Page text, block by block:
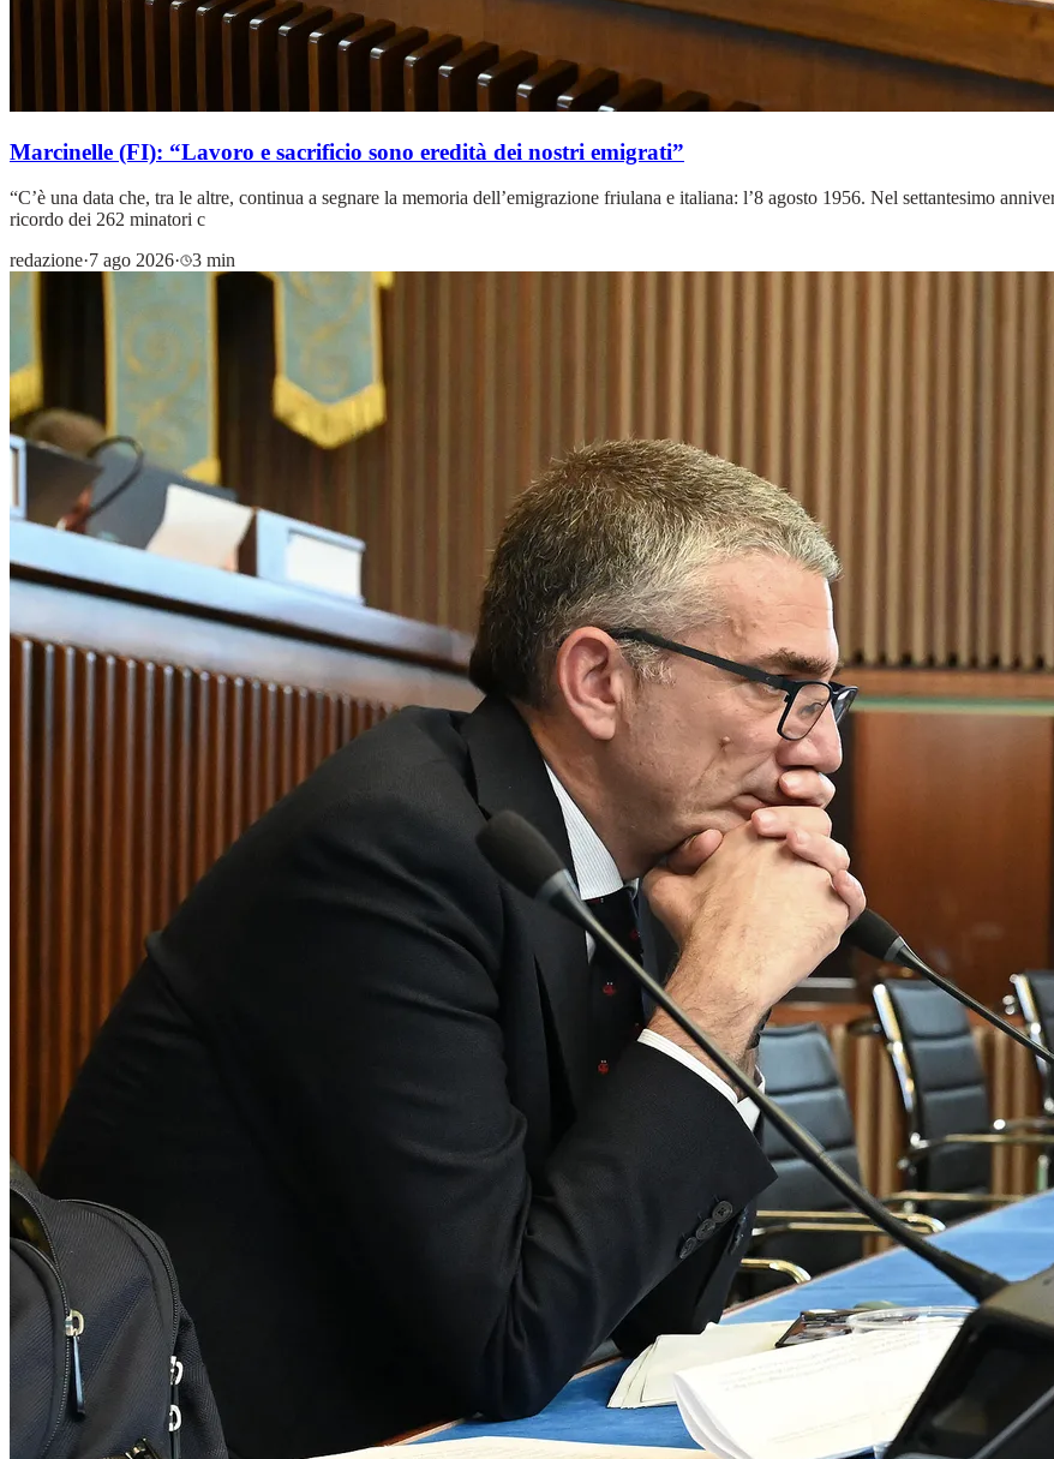
Marcinelle (FI): “Lavoro e sacrificio sono eredità dei nostri emigrati”
“C’è una data che, tra le altre, continua a segnare la memoria dell’emigrazione friulana e italiana: l’8 agosto 1956. Nel settantesimo
ricordo dei 262 minatori c
redazione·7 ago 2026· 3 min